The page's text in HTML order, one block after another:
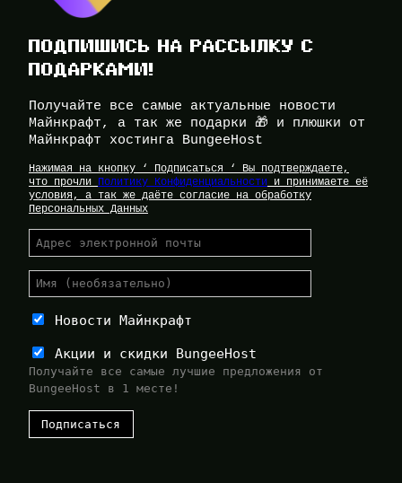
ПОДПИШИСЬ НА РАССЫЛКУ С
ПОДАРКАМИ!
Получайте все самые актуальные новости
Майнкрафт, а так же подарки 🎁 и плюшки от
Майнкрафт хостинга BungeeHost
Нажимая на кнопку ‘ Подписаться ‘ Вы подтверждаете,
что прочли Политику Конфиденциальности и принимаете её
условия, а так же даёте согласие на обработку
Персональных Данных
Новости Майнкрафт
Акции и скидки BungeeHost
Получайте все самые лучшие предложения от
BungeeHost в 1 месте!